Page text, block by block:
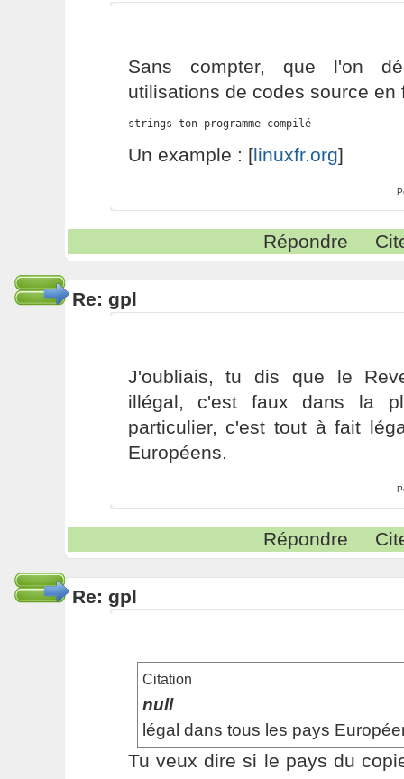
Sans compter, que l'on
utilisations de codes source en
strings ton-programme-compilé
Un example : [linuxfr.org]
Répondre
Re: gpl
J'oubliais, tu dis que le
illégal, c'est faux dans la
particulier, c'est tout à fait
Européens.
Répondre
Re: gpl
Citation
null
légal dans tous les pays
Tu veux dire si le pays du